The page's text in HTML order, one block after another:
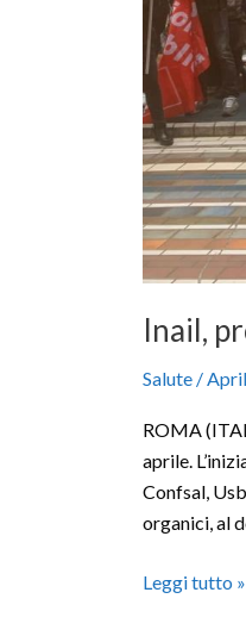
Inail,
Salute /
ROMA
aprile.
Confsal,
organici, al
Leggi tutto »